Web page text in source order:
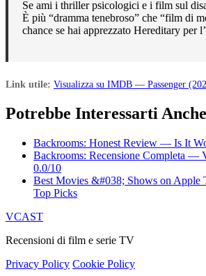
Se ami i thriller psicologici e i film sul
È più “dramma tenebroso” che “film di
chance se hai apprezzato Hereditary per
Link utile: Visualizza su IMDB — Passenger
Potrebbe Interessarti Anche
Backrooms: Honest Review — Is It
Backrooms: Recensione Completa —
0.0/10
Best Movies &#038; Shows on Apple
Top Picks
VCAST
Recensioni di film e serie TV
Privacy Policy Cookie Policy